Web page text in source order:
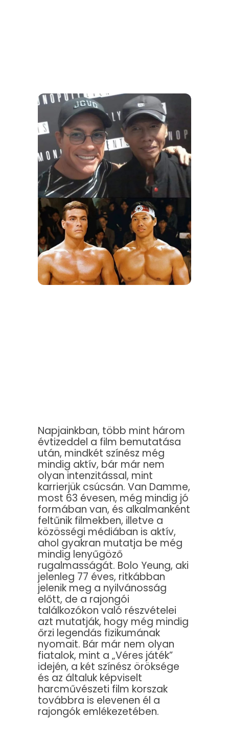
Napjainkban, több mint három
évtizeddel a film bemutatása
után, mindkét színész még
mindig aktív, bár már nem
olyan intenzitással, mint
karrierjük csúcsán. Van Damme,
most 63 évesen, még mindig jó
formában van, és alkalmanként
feltűnik filmekben, illetve a
közösségi médiában is aktív,
ahol gyakran mutatja be még
mindig lenyűgöző
rugalmasságát. Bolo Yeung, aki
jelenleg 77 éves, ritkábban
jelenik meg a nyilvánosság
előtt, de a rajongói
találkozókon való részvételei
azt mutatják, hogy még mindig
őrzi legendás fizikumának
nyomait. Bár már nem olyan
fiatalok, mint a „Véres játék”
idején, a két színész öröksége
és az általuk képviselt
harcművészeti film korszak
továbbra is elevenen él a
rajongók emlékezetében.